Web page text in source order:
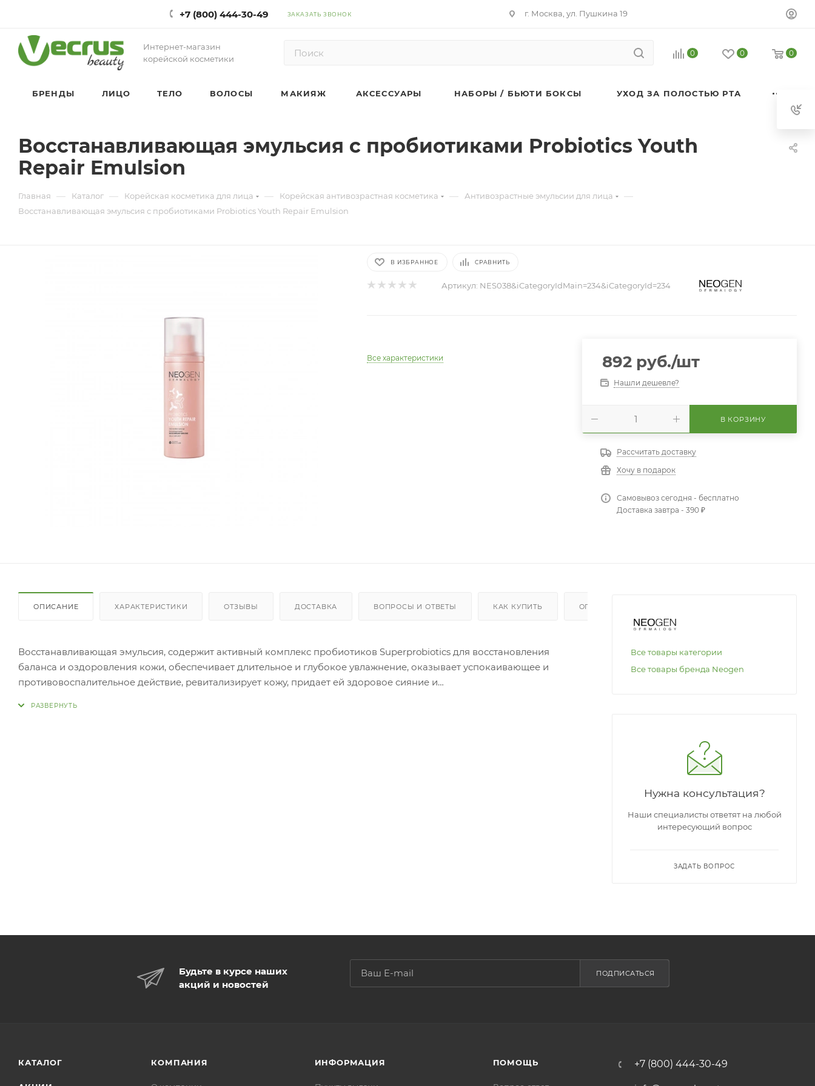
+7 (800) 444-30-49 ЗАКАЗАТЬ ЗВОНОК г. Москва, ул. Пушкина 19
Интернет-магазин
корейской косметики
0 0 0
БРЕНДЫ ЛИЦО ТЕЛО ВОЛОСЫ МАКИЯЖ АКСЕССУАРЫ НАБОРЫ / БЬЮТИ БОКСЫ УХОД ЗА ПОЛОСТЬЮ РТА
Восстанавливающая эмульсия с пробиотиками Probiotics Youth
Repair Emulsion
Главная — Каталог — Корейская косметика для лица — Корейская антивозрастная косметика — Антивозрастные эмульсии для лица —
Восстанавливающая эмульсия с пробиотиками Probiotics Youth Repair Emulsion
В ИЗБРАННОЕ СРАВНИТЬ
Артикул: NES038&iCategoryIdMain=234&iCategoryId=234
Все характеристики 892руб./шт
Нашли дешевле?
В КОРЗИНУ
Рассчитать доставку
Хочу в подарок
Самовывоз сегодня - бесплатно
Доставка завтра - 390 ₽
ОПИСАНИЕ ХАРАКТЕРИСТИКИ ОТЗЫВЫ ДОСТАВКА ВОПРОСЫ И ОТВЕТЫ КАК КУПИТЬ ОПЛАТА
Восстанавливающая эмульсия, содержит активный комплекс пробиотиков Superprobiotics для восстановления
баланса и оздоровления кожи, обеспечивает длительное и глубокое увлажнение, оказывает успокаивающее и
противовоспалительное действие, ревитализирует кожу, придает ей здоровое сияние и
Все товары категории
Все товары бренда Neogen
Нужна консультация?
Наши специалисты ответят на любой
интересующий вопрос
ЗАДАТЬ ВОПРОС
Будьте в курсе наших
акций и новостей
ПОДПИСАТЬСЯ
КАТАЛОГ КОМПАНИЯ ИНФОРМАЦИЯ ПОМОЩЬ +7 (800) 444-30-49